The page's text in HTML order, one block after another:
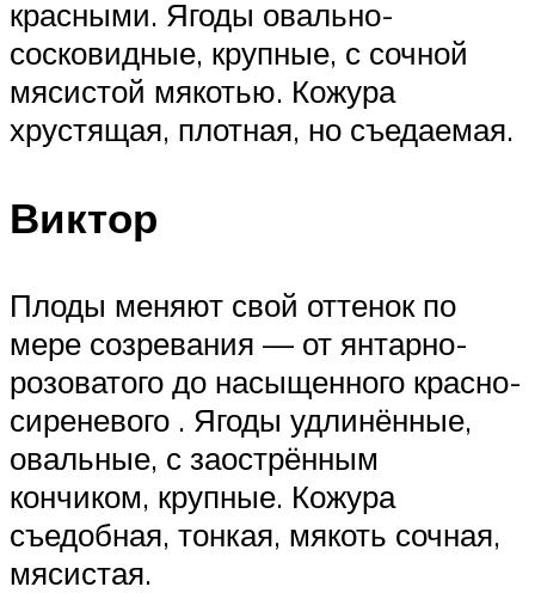
красными. Ягоды овально-
сосковидные, крупные, с сочной
мясистой мякотью. Кожура
хрустящая, плотная, но съедаемая.
Виктор
Плоды меняют свой оттенок по
мере созревания — от янтарно-
розоватого до насыщенного красно-
сиреневого . Ягоды удлинённые,
овальные, с заострённым
кончиком, крупные. Кожура
съедобная, тонкая, мякоть сочная,
мясистая.